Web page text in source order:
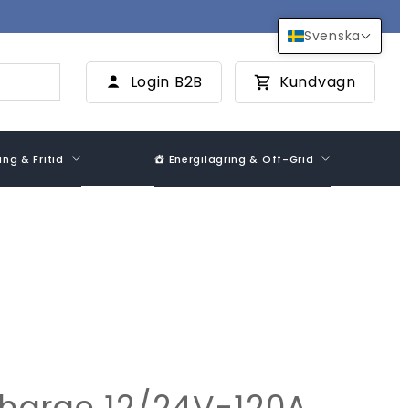
Login B2B Kundvagn
& Fritid Energilagring & Off-Grid
Svenska